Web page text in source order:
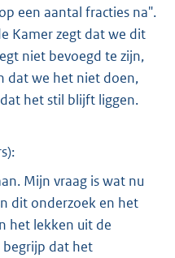
een aantal fracties na".
Kamer zegt dat we dit
niet bevoegd te zijn,
dat we het niet doen,
het stil blijft liggen.
):
Mijn vraag is wat nu
dit onderzoek en het
het lekken uit de
begrijp dat het